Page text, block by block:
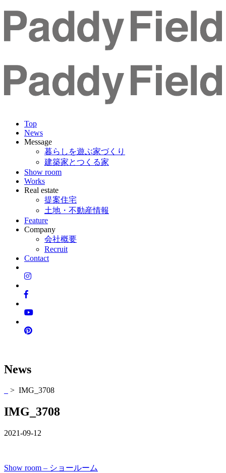
Top
News
Message
暮らしを遊ぶ家づくり
建築家とつくる家
Show room
Works
Real estate
提案住宅
土地・不動産情報
Feature
Company
会社概要
Recruit
Contact
News
> IMG_3708
IMG_3708
2021-09-12
Show room – ショールーム